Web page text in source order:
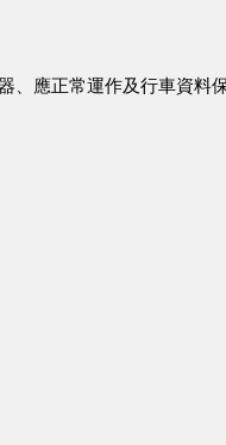
、應正常運作及行車資料